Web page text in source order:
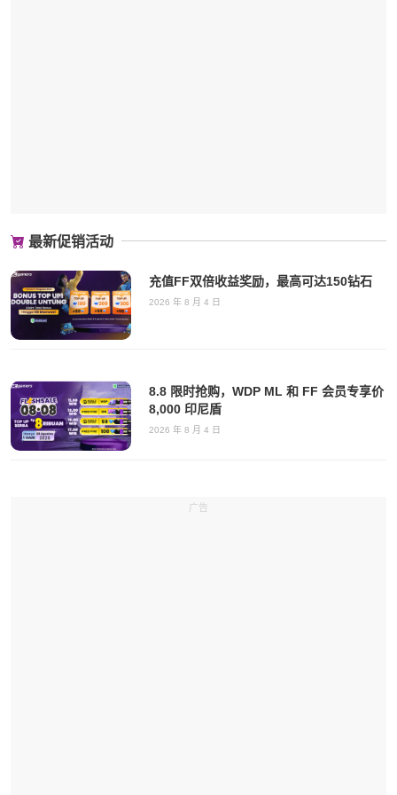
最新促销活动
充值FF双倍收益奖励，最高可达150钻石
2026 年 8 月 4 日
8.8 限时抢购，WDP ML 和 FF 会员专享价
8,000 印尼盾
2026 年 8 月 4 日
广告